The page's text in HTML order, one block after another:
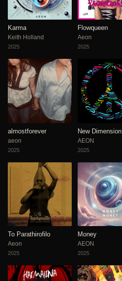
Karma
Keith Holland
2025
Flowqueen
Aeon
2025
almostforever
aeon
2025
New Dimension
AEON
2025
To Parathirofilo
Aeon
2025
Money
AEON
2025